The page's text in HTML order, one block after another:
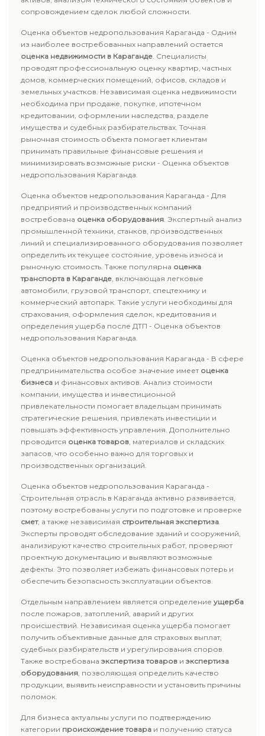
сопровождением сделок любой сложности.
Оценка объектов недропользования Караганда - Одним
из наиболее востребованных направлений остается
оценка недвижимости в Караганде. Специалисты
проводят профессиональную оценку квартир, частных
домов, коммерческих помещений, офисов, складов и
земельных участков. Независимая оценка недвижимости
необходима при продаже, покупке, ипотечном
кредитовании, оформлении наследства, разделе
имущества и судебных разбирательствах. Точная
рыночная стоимость объекта помогает клиентам
принимать правильные финансовые решения и
минимизировать возможные риски - Оценка объектов
недропользования Караганда.
Оценка объектов недропользования Караганда - Для
предприятий и производственных компаний
востребована оценка оборудования. Экспертный анализ
промышленной техники, станков, производственных
линий и специализированного оборудования позволяет
определить их текущее состояние, уровень износа и
рыночную стоимость. Также популярна оценка
транспорта в Караганде, включающая легковые
автомобили, грузовой транспорт, спецтехнику и
коммерческий автопарк. Такие услуги необходимы для
страхования, оформления сделок, кредитования и
определения ущерба после ДТП - Оценка объектов
недропользования Караганда.
Оценка объектов недропользования Караганда - В сфере
предпринимательства особое значение имеет оценка
бизнеса и финансовых активов. Анализ стоимости
компании, имущества и инвестиционной
привлекательности помогает владельцам принимать
стратегические решения, привлекать инвестиции и
повышать эффективность управления. Дополнительно
проводится оценка товаров, материалов и складских
запасов, что особенно важно для торговых и
производственных организаций.
Оценка объектов недропользования Караганда -
Строительная отрасль в Караганда активно развивается,
поэтому востребованы услуги по подготовке и проверке
смет, а также независимая строительная экспертиза.
Эксперты проводят обследование зданий и сооружений,
анализируют качество строительных работ, проверяют
проектную документацию и выявляют возможные
дефекты. Это позволяет избежать финансовых потерь и
обеспечить безопасность эксплуатации объектов.
Отдельным направлением является определение ущерба
после пожаров, затоплений, аварий и других
происшествий. Независимая оценка ущерба помогает
получить объективные данные для страховых выплат,
судебных разбирательств и урегулирования споров.
Также востребована экспертиза товаров и экспертиза
оборудования, позволяющая определить качество
продукции, выявить неисправности и установить причины
поломок.
Для бизнеса актуальны услуги по подтверждению
категории происхождение товара и получению статуса